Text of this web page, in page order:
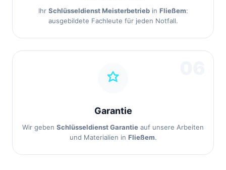
Ihr Schlüsseldienst Meisterbetriebin Fließem:
ausgebildete Fachleute für jeden Notfall.
Garantie
Wir geben Schlüsseldienst Garantie auf unsere Arbeiten
und Materialien in Fließem.